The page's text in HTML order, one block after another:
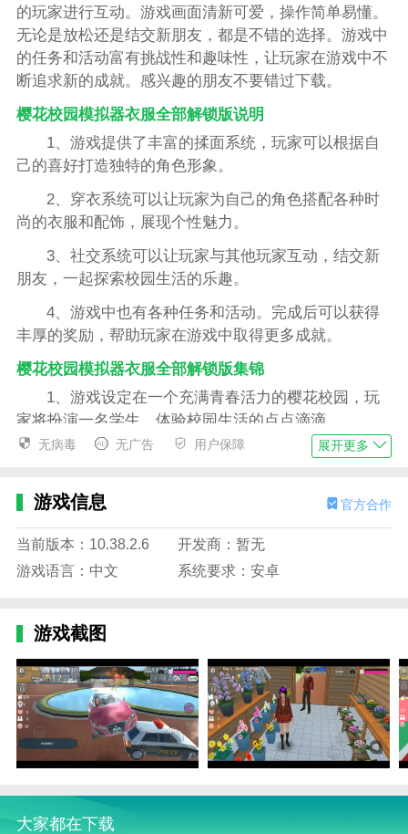
的玩家进行互动。游戏画面清新可爱，操作简单易懂。
无论是放松还是结交新朋友，都是不错的选择。游戏中
的任务和活动富有挑战性和趣味性，让玩家在游戏中不
断追求新的成就。感兴趣的朋友不要错过下载。
樱花校园模拟器衣服全部解锁版说明
1、游戏提供了丰富的揉面系统，玩家可以根据自
己的喜好打造独特的角色形象。
2、穿衣系统可以让玩家为自己的角色搭配各种时
尚的衣服和配饰，展现个性魅力。
3、社交系统可以让玩家与其他玩家互动，结交新
朋友，一起探索校园生活的乐趣。
4、游戏中也有各种任务和活动。完成后可以获得
丰厚的奖励，帮助玩家在游戏中取得更多成就。
樱花校园模拟器衣服全部解锁版集锦
1、游戏设定在一个充满青春活力的樱花校园，玩
家将扮演一名学生，体验校园生活的点点滴滴。
2、校园里有各种建筑和设施，如图书馆、体育
3、游戏背景融入了丰富的日本文化元素，如和
服、茶道、山城等。，让玩家在游戏中感受浓郁的日本
风情。
樱花校园模拟器衣服全部解锁版特色
1、玩家可以通过点击和拖拽来操作角色移动和互
动。
2、在校园里，球员可以参加各种课程和活动，如
体育比赛和文艺演出，以提高他们的技能和能力。
同探索校园生活的美好。
无病毒 无广告 用户保障 展开更多
游戏信息 官方合作
当前版本：10.38.2.6
开发商：暂无
游戏语言：中文
系统要求：安卓
游戏截图
大家都在下载